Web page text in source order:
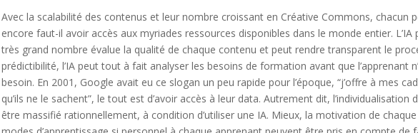
Avec la scalabilité des contenus et leur nombre croissant en Créative Commons, chacun
encore faut-il avoir accès aux myriades ressources disponibles dans le monde entier.
très grand nombre évalue la qualité de chaque contenu et peut rendre transparent le
prédictibilité, l’IA peut tout à fait analyser les besoins de formation avant que l’apprenant
besoin. En 2001, Google avait eu ce slogan un peu rapide pour l’époque, “j’offre à mes
qu’ils ne le sachent”, le tout est d’avoir accès à leur data. Autrement dit,
être massifié rationnellement, à condition d’utiliser une IA. Mieux, la motivation de